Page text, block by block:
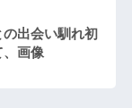
出会い馴れ初
画像